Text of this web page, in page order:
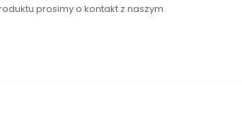
prosimy o kontakt z naszym